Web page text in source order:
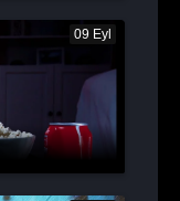
09 Eyl